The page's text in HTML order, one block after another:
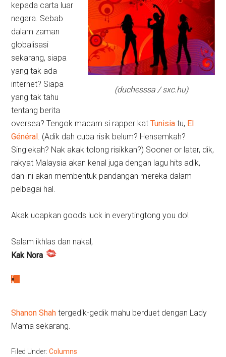
(duchesssa / sxc.hu)
kepada carta luar
negara. Sebab
dalam zaman
globalisasi
sekarang, siapa
yang tak ada
internet? Siapa
yang tak tahu
tentang berita
oversea? Tengok macam si rapper katTunisia tu, El
Général. (Adik dah cuba risik belum? Hensemkah?
Singlekah? Nak akak tolong risikkan?) Sooner or later, dik,
rakyat Malaysia akan kenal juga dengan lagu hits adik,
dan ini akan membentuk pandangan mereka dalam
pelbagai hal.
Akak ucapkan goods luck in everytingtong you do!
Salam ikhlas dan nakal,
Kak Nora
Shanon Shah tergedik-gedik mahu berduet dengan Lady
Mama sekarang.
Filed Under:Columns